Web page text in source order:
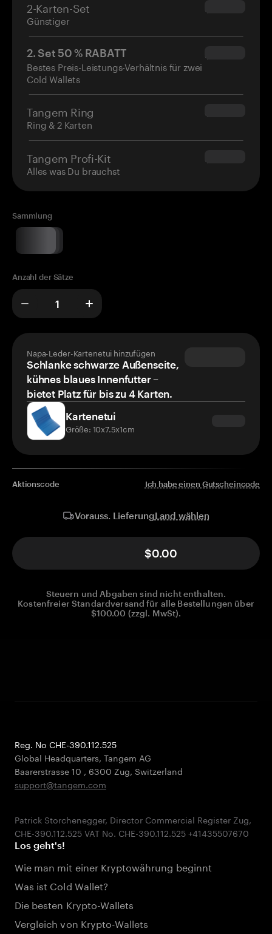
2-Karten-Set
Günstiger
$54.90
2. Set 50 % RABATT
Bestes Preis-Leistungs-Verhältnis für zwei
Cold Wallets
$34.95
Tangem Ring
Ring & 2 Karten
$160.00
Tangem Profi-Kit
Alles was Du brauchst
$180.00
Sammlung
Anzahl der Sätze
Napa-Leder-Kartenetui hinzufügen
Schlanke schwarze Außenseite,
kühnes blaues Innenfutter –
bietet Platz für bis zu 4 Karten.
Kartenetui
Größe: 10x7.5x1cm
Aktionscode Ich habe einen Gutscheincode
Vorauss. LieferungLand wählen
$0.00
Steuern und Abgaben sind nicht enthalten.
Kostenfreier Standardversand für alle Bestellungen über
$100.00 (zzgl. MwSt).
Reg. No CHE-390.112.525
Global Headquarters, Tangem AG
Baarerstrasse 10 , 6300 Zug, Switzerland
support@tangem.com
Patrick Storchenegger, Director Commercial Register Zug,
Los geht's!
Wie man mit einer Kryptowährung beginnt
Was ist Cold Wallet?
Die besten Krypto-Wallets
Vergleich von Krypto-Wallets